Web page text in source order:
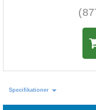
Specifikationer